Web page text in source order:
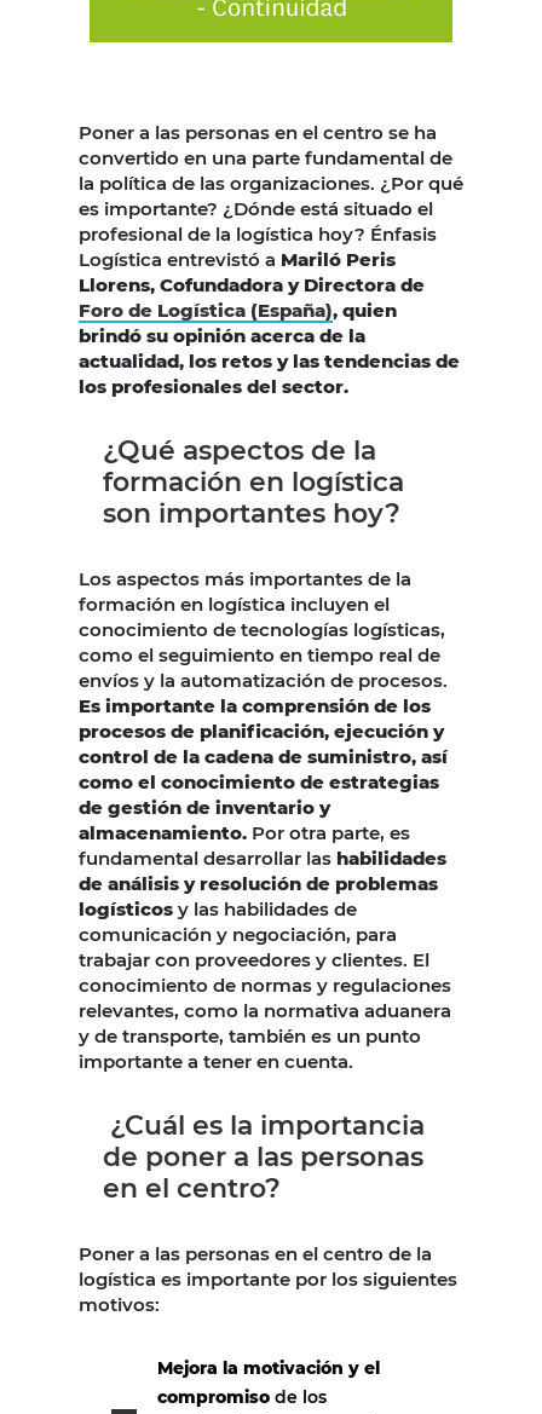
Poner a las personas en el centro se ha
convertido en una parte fundamental de
la política de las organizaciones. ¿Por qué
es importante? ¿Dónde está situado el
profesional de la logística hoy? Énfasis
Logística entrevistó a Mariló Peris
Llorens, Cofundadora y Directora de
Foro de Logística (España), quien
brindó su opinión acerca de la
actualidad, los retos y las tendencias de
los profesionales del sector.
¿Qué aspectos de la
formación en logística
son importantes hoy?
Los aspectos más importantes de la
formación en logística incluyen el
conocimiento de tecnologías logísticas,
como el seguimiento en tiempo real de
envíos y la automatización de procesos.
Es importante la comprensión de los
procesos de planificación, ejecución y
control de la cadena de suministro, así
como el conocimiento de estrategias
de gestión de inventario y
almacenamiento. Por otra parte, es
fundamental desarrollar las habilidades
de análisis y resolución de problemas
logísticos y las habilidades de
comunicación y negociación, para
trabajar con proveedores y clientes. El
conocimiento de normas y regulaciones
relevantes, como la normativa aduanera
y de transporte, también es un punto
importante a tener en cuenta.
¿Cuál es la importancia
de poner a las personas
en el centro?
Poner a las personas en el centro de la
logística es importante por los siguientes
motivos:
Mejora la motivación y el
compromiso de los